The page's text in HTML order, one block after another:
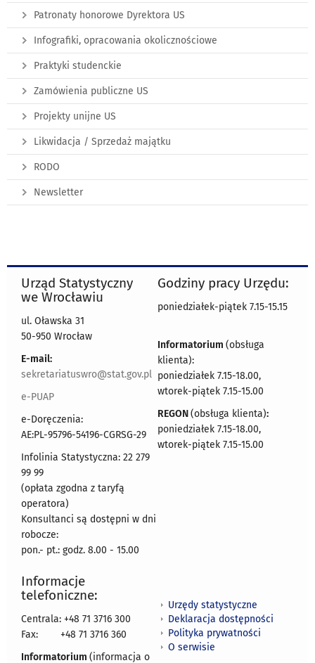
Patronaty honorowe Dyrektora US
Infografiki, opracowania okolicznościowe
Praktyki studenckie
Zamówienia publiczne US
Projekty unijne US
Likwidacja / Sprzedaż majątku
RODO
Newsletter
Urząd Statystyczny
we Wrocławiu
ul. Oławska 31
50-950 Wrocław
E-mail:
sekretariatuswro@stat.gov.pl
e-PUAP
e-Doręczenia:
AE:PL-95796-54196-CGRSG-29
Infolinia Statystyczna: 22 279
99 99
(opłata zgodna z taryfą
operatora)
Konsultanci są dostępni w dni
robocze:
pon.- pt.: godz. 8.00 - 15.00
Godziny pracy Urzędu:
poniedziałek-piątek 7.15-15.15
Informatorium (obsługa
klienta):
poniedziałek 7.15-18.00,
wtorek-piątek 7.15-15.00
REGON(obsługa klienta):
poniedziałek 7.15-18.00,
wtorek-piątek 7.15-15.00
Informacje
telefoniczne:
Centrala: +48 71 3716 300
Fax:
+48 71 3716 360
Informatorium (informacja o
Urzędy statystyczne
Deklaracja dostępności
Polityka prywatności
O serwisie